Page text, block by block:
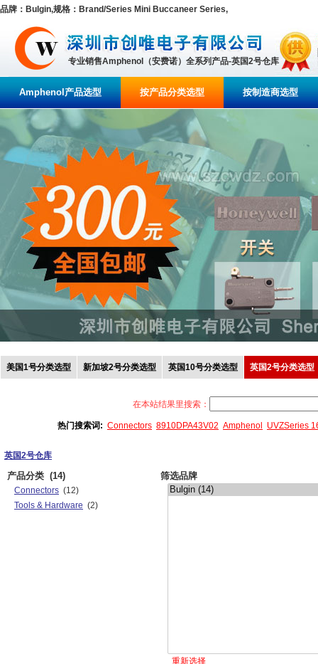
品牌：Bulgin,规格：Brand/Series Mini Buccaneer Series,
专业销售Amphenol（安费诺）全系列产品-英国2号仓库
Amphenol产品选型 按产品分类选型 按制造商选型
美国1号分类选型 新加坡2号分类选型 英国10号分类选型 英国2号分类选型
在本站结果里搜索：
热门搜索词: Connectors 8910DPA43V02 Amphenol UVZSeries
英国2号仓库
产品分类 (14)
Connectors (12)
Tools & Hardware (2)
筛选品牌
重新选择